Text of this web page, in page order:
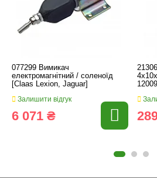
077299 Вимикач
електромагнітний / соленоїд
[Claas Lexion, Jaguar]
Залишити відгук
6 071 ₴